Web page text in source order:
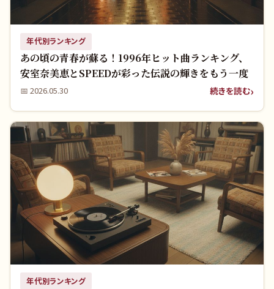
年代別ランキング
あの頃の青春が蘇る！1996年ヒット曲ランキング、
安室奈美恵とSPEEDが彩った伝説の輝きをもう一度
📅 2026.05.30 続きを読む
年代別ランキング